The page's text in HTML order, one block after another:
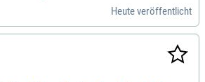
Heute veröffentlicht